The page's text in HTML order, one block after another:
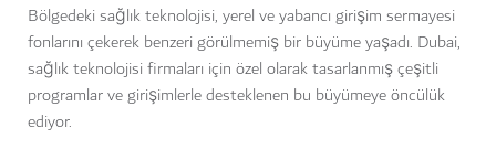
Bölgedeki sağlık teknolojisi, yerel ve yabancı girişim sermayesi
fonlarını çekerek benzeri görülmemiş bir büyüme yaşadı. Dubai,
sağlık teknolojisi firmaları için özel olarak tasarlanmış çeşitli
programlar ve girişimlerle desteklenen bu büyümeye öncülük
ediyor.